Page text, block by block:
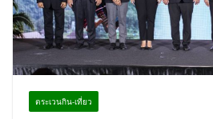
ตระเวนกิน-เที่ยว